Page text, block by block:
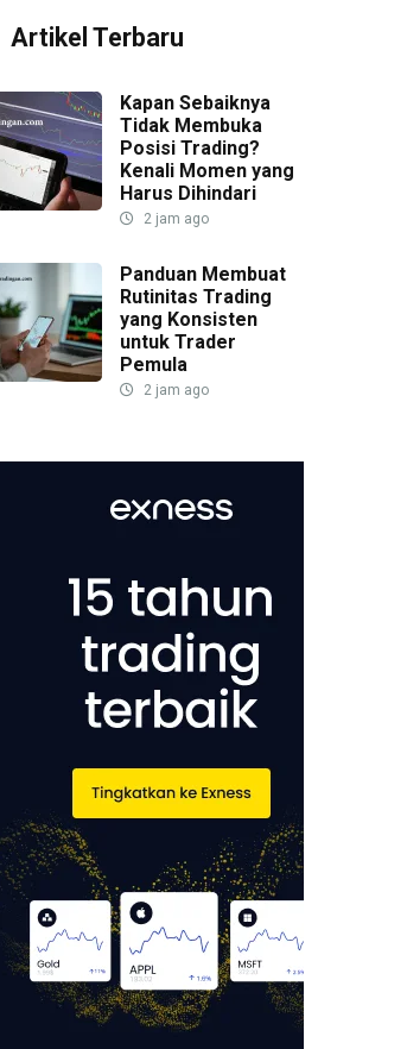
Artikel Terbaru
Kapan Sebaiknya
Tidak Membuka
Posisi Trading?
Kenali Momen yang
Harus Dihindari
2 jam ago
Panduan Membuat
Rutinitas Trading
yang Konsisten
untuk Trader
Pemula
2 jam ago